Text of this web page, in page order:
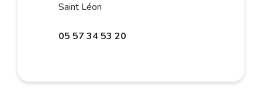
Saint Léon
05 57 34 53 20